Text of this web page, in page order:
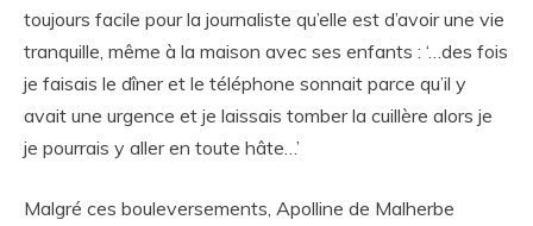
toujours facile pour la journaliste qu’elle est d’avoir une vie
tranquille, même à la maison avec ses enfants : ‘…des fois
je faisais le dîner et le téléphone sonnait parce qu’il y
avait une urgence et je laissais tomber la cuillère alors je
je pourrais y aller en toute hâte…’
Malgré ces bouleversements, Apolline de Malherbe